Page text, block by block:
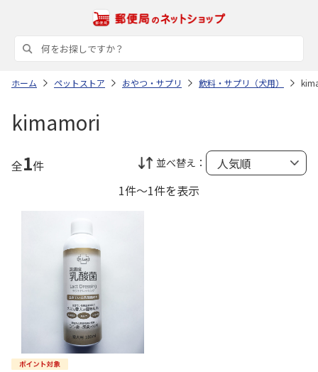
ホーム ペットストア おやつ・サプリ 飲料・サプリ（犬用）
kimamori
全1件 並べ替え：
1件～1件を表示